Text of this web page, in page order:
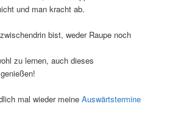
und man kracht ab.
bist, weder Raupe noch
zu lernen, auch dieses
mal wieder meineAuswärtstermine